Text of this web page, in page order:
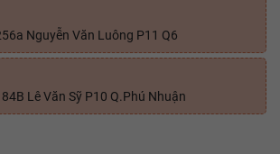
Nguyễn Văn Luông P11 Q6
Lê Văn Sỹ P10 Q.Phú Nhuận